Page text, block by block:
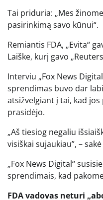
Tai priduria: „Mes
pasirinkimą savo kūnui“.
Remiantis FDA, „Evita“
Laiške, kurį gavo
Interviu „Fox News
sprendimas buvo dar
atsižvelgiant į tai, kad jos
prasidėjo.
„Aš tiesiog negaliu
visiškai sujaukiau”, –
„Fox News Digital“
sprendimais, kad
FDA vadovas neturi